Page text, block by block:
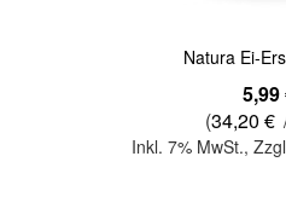
Natura Ei-
5,99
(34,20 €
Inkl. 7% MwSt.,